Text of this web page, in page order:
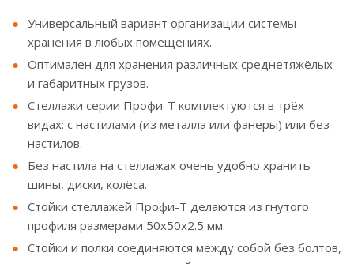
Универсальный вариант организации системы
хранения в любых помещениях.
Оптимален для хранения различных среднетяжёлых
и габаритных грузов.
Стеллажи серии Профи-Т комплектуются в трёх
видах: с настилами (из металла или фанеры) или без
настилов.
Без настила на стеллажах очень удобно хранить
шины, диски, колёса.
Стойки стеллажей Профи-Т делаются из гнутого
профиля размерами 50х50х2.5 мм.
Стойки и полки соединяются между собой без болтов,